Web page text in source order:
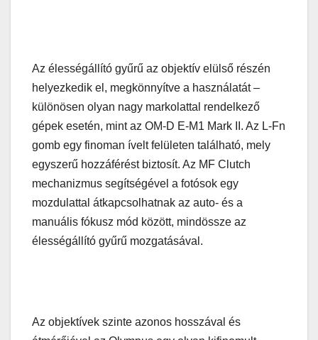
Az élességállító gyűrű az objektív elülső részén
helyezkedik el, megkönnyítve a használatát –
különösen olyan nagy markolattal rendelkező
gépek esetén, mint az OM-D E-M1 Mark II. Az L-Fn
gomb egy finoman ívelt felületen található, mely
egyszerű hozzáférést biztosít. Az MF Clutch
mechanizmus segítségével a fotósok egy
mozdulattal átkapcsolhatnak az auto- és a
manuális fókusz mód között, mindössze az
élességállító gyűrű mozgatásával.
Az objektívek szinte azonos hosszával és